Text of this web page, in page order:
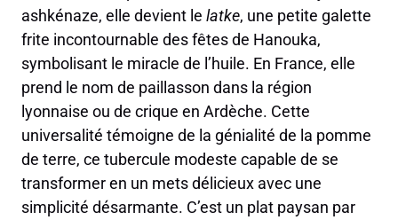
ashkénaze, elle devient le latke, une petite galette
frite incontournable des fêtes de Hanouka,
symbolisant le miracle de l’huile. En France, elle
prend le nom de paillasson dans la région
lyonnaise ou de crique en Ardèche. Cette
universalité témoigne de la génialité de la pomme
de terre, ce tubercule modeste capable de se
transformer en un mets délicieux avec une
simplicité désarmante. C’est un plat paysan par